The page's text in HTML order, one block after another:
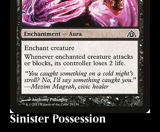
Sinister Possession